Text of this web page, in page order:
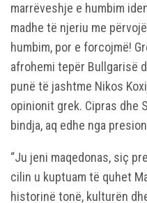
marrëveshje e humbim
madhe të njeriu me
humbim, por e forcojmë!
afrohemi tepër Bullgarisë
punë të jashtme Nikos
opinionit grek. Cipras dhe
bindja, aq edhe nga
“Ju jeni maqedonas, siç
cilin u kuptuam të quhet
historinë tonë, kulturën